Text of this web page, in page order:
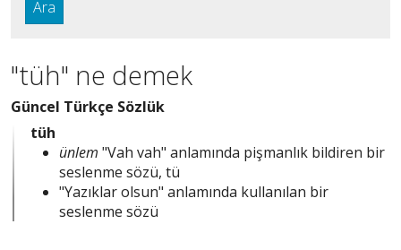
Ara
"tüh" ne demek
Güncel Türkçe Sözlük
tüh
ünlem "Vah vah" anlamında pişmanlık bildiren bir
seslenme sözü, tü
"Yazıklar olsun" anlamında kullanılan bir
seslenme sözü